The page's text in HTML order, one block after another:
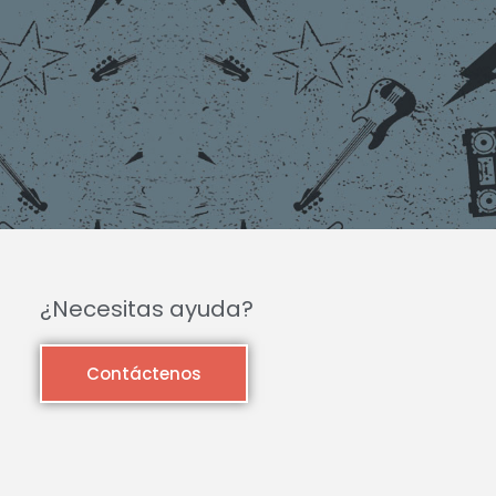
¿Necesitas ayuda?
Contáctenos